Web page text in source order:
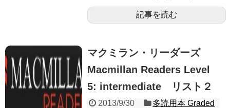
記事を読む
マクミラン・リーダーズ
Macmillan Readers Level
5: intermediate リスト２
2013/9/30
多読用本 Graded